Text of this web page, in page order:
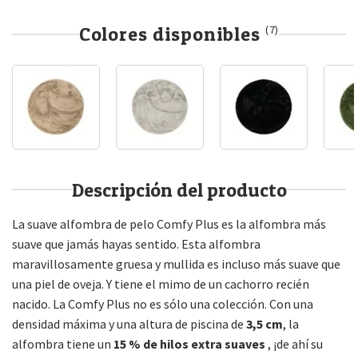
Colores disponibles (7)
Descripción del producto
La suave alfombra de pelo Comfy Plus es la alfombra más
suave que jamás hayas sentido. Esta alfombra
maravillosamente gruesa y mullida es incluso más suave que
una piel de oveja. Y tiene el mimo de un cachorro recién
nacido. La Comfy Plus no es sólo una colección. Con una
densidad máxima y una altura de piscina de 3,5 cm, la
alfombra tiene un 15 % de hilos extra suaves , ¡de ahí su